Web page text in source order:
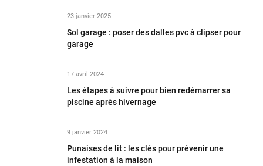
23 janvier 2025
Sol garage : poser des dalles pvc à clipser pour
garage
17 avril 2024
Les étapes à suivre pour bien redémarrer sa
piscine après hivernage
9 janvier 2024
Punaises de lit : les clés pour prévenir une
infestation à la maison